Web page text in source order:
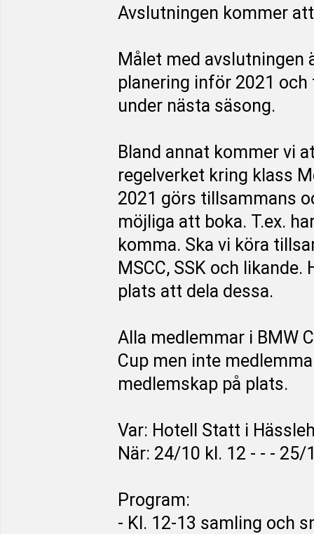
Avslutningen kommer
Målet med avslutningen
planering inför 2021
under nästa säsong.
Bland annat kommer vi
regelverket kring klass
2021 görs tillsammans
möjliga att boka. T.ex.
komma. Ska vi köra
MSCC, SSK och
plats att dela dessa.
Alla medlemmar i BMW
Cup men inte
medlemskap på plats.
Var: Hotell Statt i
När: 24/10 kl. 12 - - - 25/
Program:
- Kl. 12-13 samling och